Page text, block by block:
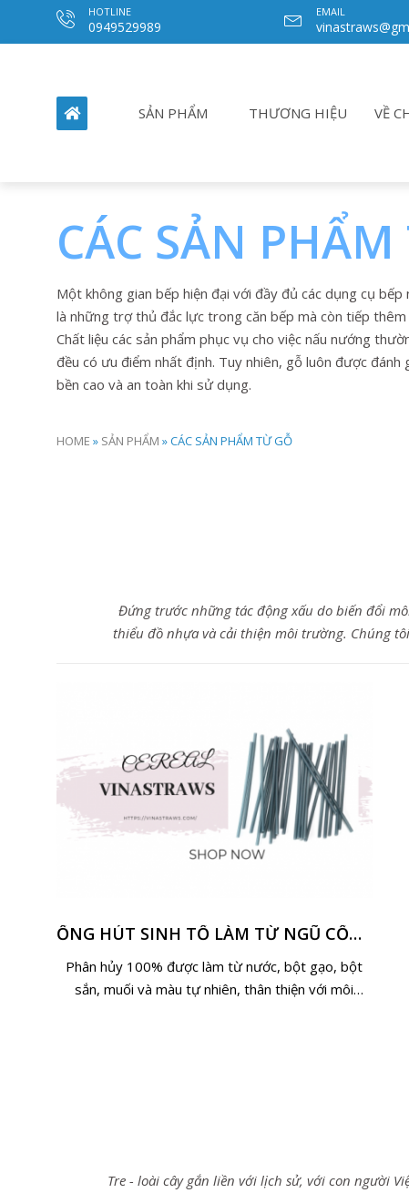
HOTLINE
0949529989
EMAIL
SẢN PHẨM THƯƠNG HIỆU VỀ
CÁC SẢN
Một không gian bếp hiện đại với đầy đủ các dụng cụ
là những trợ thủ đắc lực trong căn bếp mà còn tiếp
Chất liệu các sản phẩm phục vụ cho việc nấu nướng
đều có ưu điểm nhất định. Tuy nhiên, gỗ luôn được
bền cao và an toàn khi sử dụng.
HOME » SẢN PHẨM »CÁC SẢN PHẨM TỪ GỖ
Đứng trước những tác động xấu do biến đổi
thiểu đồ nhựa và cải thiện môi trường. Chúng
ỐNG HÚT SINH TỐ LÀM TỪ NGŨ CỐC SIZE 8MM TỪ VINASTRAWS
Phân hủy 100% được làm từ nước, bột gạo, bột
sắn, muối và màu tự nhiên, thân thiện với môi
Tre - loài cây gắn liền với lịch sử, với con người